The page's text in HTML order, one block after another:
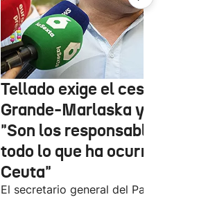
Tellado exige el cese de
Grande-Marlaska y
"Son los responsables de
todo lo que ha ocurrido en
Ceuta"
El secretario general del Partido